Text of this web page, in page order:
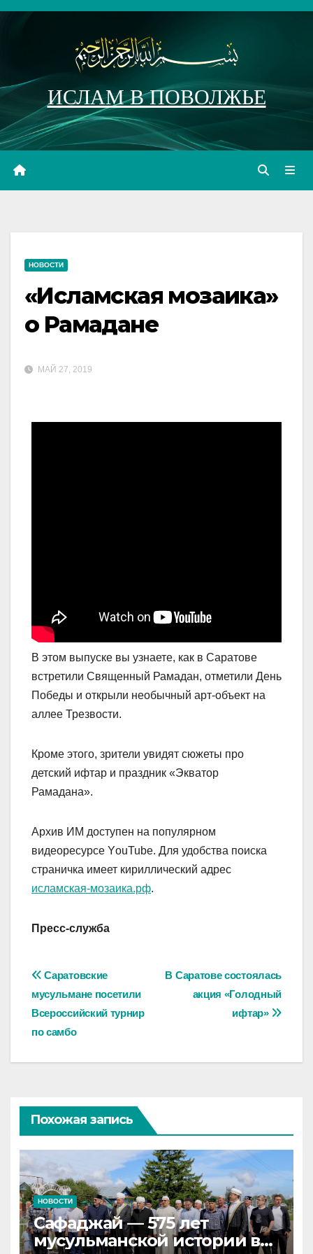
Перейти
ИСЛАМ В ПОВОЛЖЬЕ
НОВОСТИ
«Исламская мозаика»
о Рамадане
МАЙ 27, 2019
В этом выпуске вы узнаете, как в Саратове
встретили Священный Рамадан, отметили День
Победы и открыли необычный арт-объект на
аллее Трезвости.
Кроме этого, зрители увидят сюжеты про
детский ифтар и праздник «Экватор
Рамадана».
Архив ИМ доступен на популярном
видеоресурсе YоuTube. Для удобства поиска
страничка имеет кириллический адрес
исламская-мозаика.рф.
Пресс-служба
Навигация
по
записям
В Саратове состоялась
акция «Голодный
ифтар»
Саратовские
мусульмане посетили
Всероссийский турнир
по самбо
Похожая запись
НОВОСТИ
Сафаджай — 575 лет
мусульманской истории в